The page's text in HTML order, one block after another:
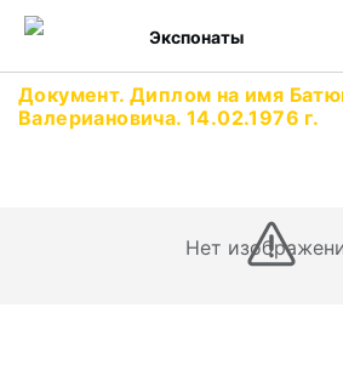
Экспонаты
Документ. Диплом на имя
Валериановича. 14.02.1976 г.
Нет